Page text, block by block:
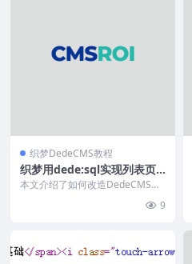
织梦DedeCMS教程
织梦用dede:sql实现列表页
分页方法
本文介绍了如何改造DedeCMS的
9